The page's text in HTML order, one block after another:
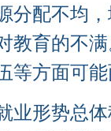
配不均，
教育的不
等方面可
形势总体